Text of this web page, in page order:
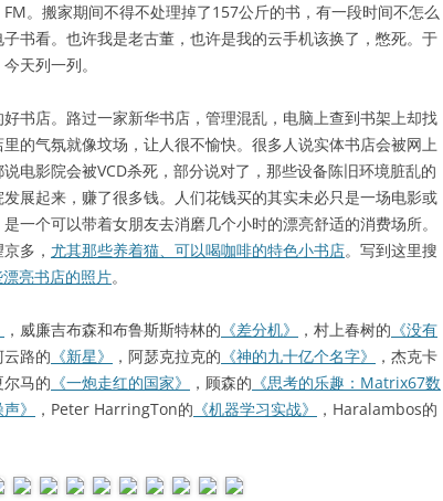
。搬家期间不得不处理掉了157公斤的书，有一段时间不怎么
书看。也许我是老古董，也许是我的云手机该换了，憋死。于
天列一列。
店。路过一家新华书店，管理混乱，电脑上查到书架上却找
的气氛就像坟场，让人很不愉快。很多人说实体书店会被网上
电影院会被VCD杀死，部分说对了，那些设备陈旧环境脏乱的
展起来，赚了很多钱。人们花钱买的其实未必只是一场电影或
一个可以带着女朋友去消磨几个小时的漂亮舒适的消费场所。
多， 尤其那些养着猫、可以喝咖啡的特色小书店。写到这里搜
亮书店的照片。
，威廉吉布森和布鲁斯斯特林的 《差分机》 ，村上春树的 《没有
云路的 《新星》 ，阿瑟克拉克的 《神的九十亿个名字》
，杰克卡
尔马的 《一炮走红的国家》 ，顾森的 《思考的乐趣：Matrix67数
》 ，Peter HarringTon的 《机器学习实战》
，Haralambos的